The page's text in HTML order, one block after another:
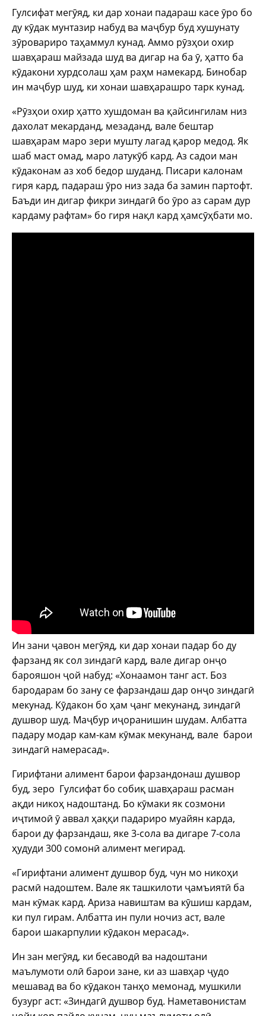
Гулсифат мегӯяд, ки дар хонаи падараш касе ӯро бо
ду кӯдак мунтазир набуд ва маҷбур буд хушунату
зӯровариро таҳаммул кунад. Аммо рӯзҳои охир
шавҳараш майзада шуд ва дигар на ба ӯ, ҳатто ба
кӯдакони хурдсолаш ҳам раҳм намекард. Бинобар
ин маҷбур шуд, ки хонаи шавҳарашро тарк кунад.
«Рӯзҳои охир ҳатто хушдоман ва қайсингилам низ
дахолат мекарданд, мезаданд, вале бештар
шавҳарам маро зери мушту лагад қарор медод. Як
шаб маст омад, маро латукӯб кард. Аз садои ман
кӯдаконам аз хоб бедор шуданд. Писари калонам
гиря кард, падараш ӯро низ зада ба замин партофт.
Баъди ин дигар фикри зиндагӣ бо ӯро аз сарам дур
кардаму рафтам» бо гиря нақл кард ҳамсӯҳбати мо.
Ин зани ҷавон мегӯяд, ки дар хонаи падар бо ду
фарзанд як сол зиндагӣ кард, вале дигар онҷо
барояшон ҷой набуд: «Хонаамон танг аст. Боз
бародарам бо зану се фарзандаш дар онҷо зиндагӣ
мекунад. Кӯдакон бо ҳам ҷанг мекунанд, зиндагӣ
душвор шуд. Маҷбур иҷоранишин шудам. Албатта
падару модар кам-кам кӯмак мекунанд, вале барои
зиндагӣ намерасад».
Гирифтани алимент барои фарзандонаш душвор
буд, зеро Гулсифат бо собиқ шавҳараш расман
ақди никоҳ надоштанд. Бо кӯмаки як созмони
иҷтимоӣ ӯ аввал ҳаққи падариро муайян карда,
барои ду фарзандаш, яке 3-сола ва дигаре 7-сола
ҳудуди 300 сомонӣ алимент мегирад.
«Гирифтани алимент душвор буд, чун мо никоҳи
расмӣ надоштем. Вале як ташкилоти ҷамъиятӣ ба
ман кӯмак кард. Ариза навиштам ва кӯшиш кардам,
ки пул гирам. Албатта ин пули ночиз аст, вале
барои шакарпулии кӯдакон мерасад».
Ин зан мегӯяд, ки бесаводӣ ва надоштани
маълумоти олӣ барои зане, ки аз шавҳар ҷудо
мешавад ва бо кӯдакон танҳо мемонад, мушкили
бузург аст: «Зиндагӣ душвор буд. Наметавонистам